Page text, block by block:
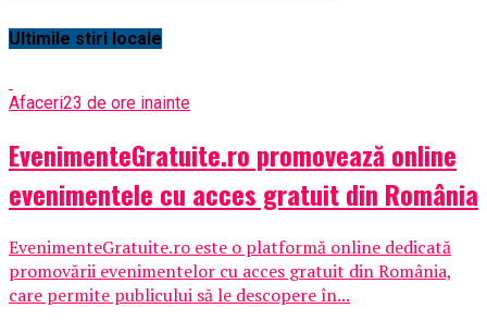
Ultimile stiri locale
Afaceri23 de ore inainte
EvenimenteGratuite.ro promovează online
evenimentele cu acces gratuit din România
EvenimenteGratuite.ro este o platformă online dedicată
promovării evenimentelor cu acces gratuit din România,
care permite publicului să le descopere în...